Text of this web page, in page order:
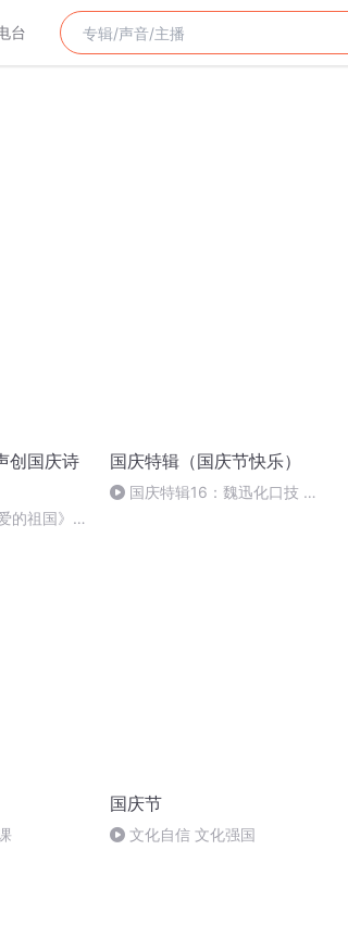
台
创国庆诗
的祖国》温
国庆特辑（国庆节快乐）
国庆特辑16：魏迅化口技 二
国庆节
文化自信 文化强国